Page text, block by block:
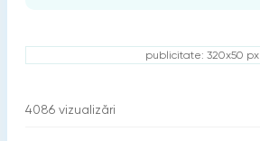
publicitate: 320x50 px
4086 vizualizări